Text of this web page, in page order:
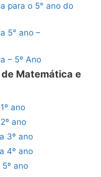
para o 5° ano do
5° ano –
– 5º Ano
Matemática e
ano
ano
3º ano
4º ano
ano